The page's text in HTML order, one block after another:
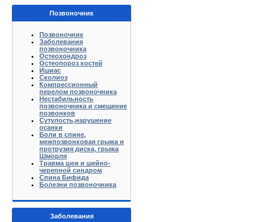
Позвоночник
Позвоночник
Заболевания
позвоночника
Остеохондроз
Остеопороз костей
Ишиас
Сколиоз
Компрессионный
перелом позвоночника
Нестабильность
позвоночника и смещение
позвонков
Сутулость,нарушение
осанки
Боли в спине,
межпозвонковая грыжа и
протрузия диска, грыжа
Шморля
Травма шеи и шейно-
черепной синдром
Спина Бифида
Болезни позвоночника
Заболевания